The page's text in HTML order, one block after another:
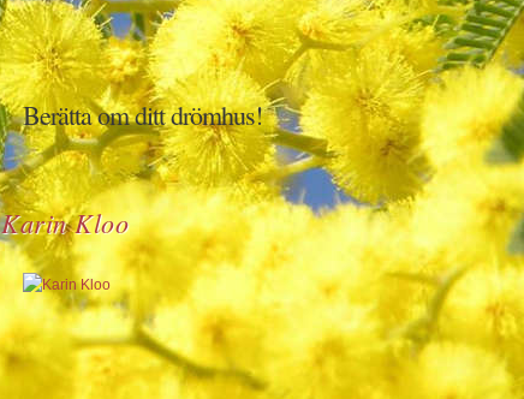
Berätta om ditt drömhus!
Karin Kloo